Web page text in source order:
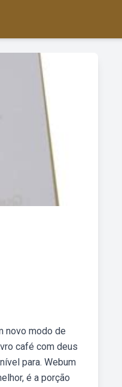
novo modo de
café com deus
para. Webum
é a porção